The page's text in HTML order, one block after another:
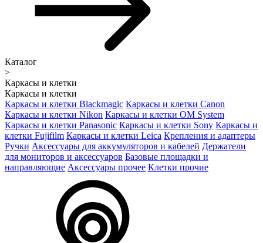
Каталог
>
Каркасы и клетки
Каркасы и клетки
Каркасы и клетки Blackmagic Каркасы и клетки Canon
Каркасы и клетки Nikon Каркасы и клетки OM System
Каркасы и клетки Panasonic Каркасы и клетки Sony Каркасы и
клетки Fujifilm Каркасы и клетки Leica Крепления и адаптеры
Ручки Аксессуары для аккумуляторов и кабелей Держатели
для мониторов и аксессуаров Базовые площадки и
направляющие Аксессуары прочее Клетки прочие